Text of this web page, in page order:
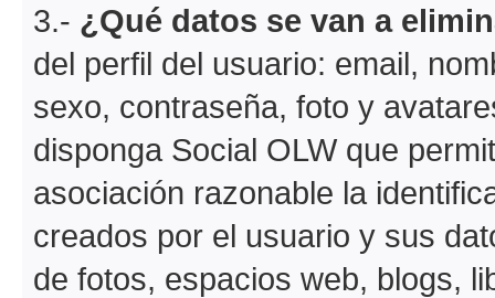
3.- ¿Qué datos se van a
del perfil del usuario: email,
sexo, contraseña, foto y
disponga Social OLW que
asociación razonable la
creados por el usuario y sus
de fotos, espacios web, blogs,